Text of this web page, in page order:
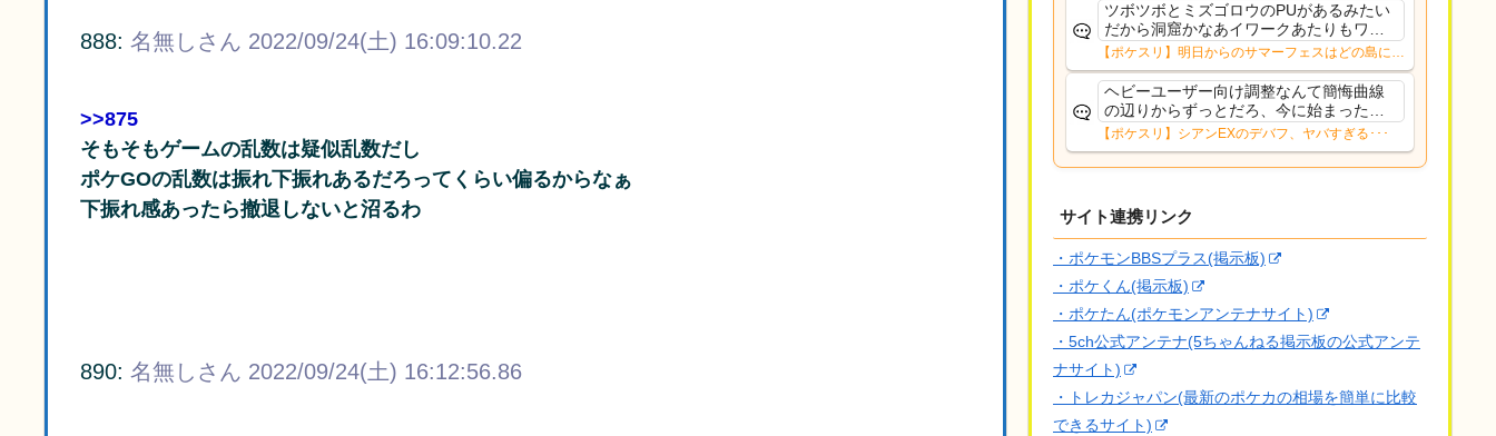
888: 名無しさん 2022/09/24(土) 16:09:10.22
>>875
そもそもゲームの乱数は疑似乱数だし
ポケGOの乱数は振れ下振れあるだろってくらい偏るからなぁ
下振れ感あったら撤退しないと沼るわ
890: 名無しさん 2022/09/24(土) 16:12:56.86
ツボツボとミズゴロウのPUがあるみたい
だから洞窟かなあイワークあたりもワン
チャンゲットできたらいいなあ←これは
ワンちゃんの絵文字ｗ
【ポケスリ】明日からのサマーフェスはどの島に行
く？？12日㈬からはNMD
ヘビーユーザー向け調整なんて簡悔曲線
の辺りからずっとだろ、今に始まったこ
とじゃない
【ポケスリ】シアンEXのデバフ、ヤバすぎる･･･
サイト連携リンク
・ポケモンBBSプラス(掲示板)
・ポケくん(掲示板)
・ポケたん(ポケモンアンテナサイト)
・5ch公式アンテナ(5ちゃんねる掲示板の公式アンテ
ナサイト)
・トレカジャパン(最新のポケカの相場を簡単に比較
できるサイト)